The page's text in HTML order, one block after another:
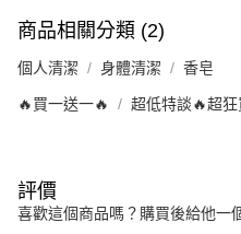
商品相關分類 (2)
個人清潔 身體清潔 香皂
🔥買一送一🔥 超低特談🔥超
評價
喜歡這個商品嗎？購買後給他一